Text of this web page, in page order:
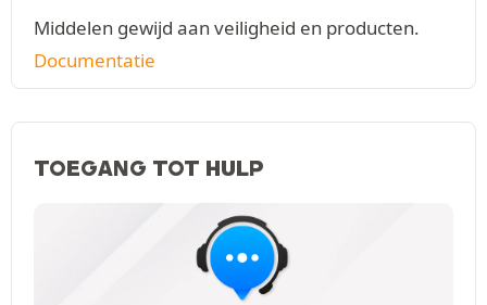
Middelen gewijd aan veiligheid en producten.
Documentatie
TOEGANG TOT HULP